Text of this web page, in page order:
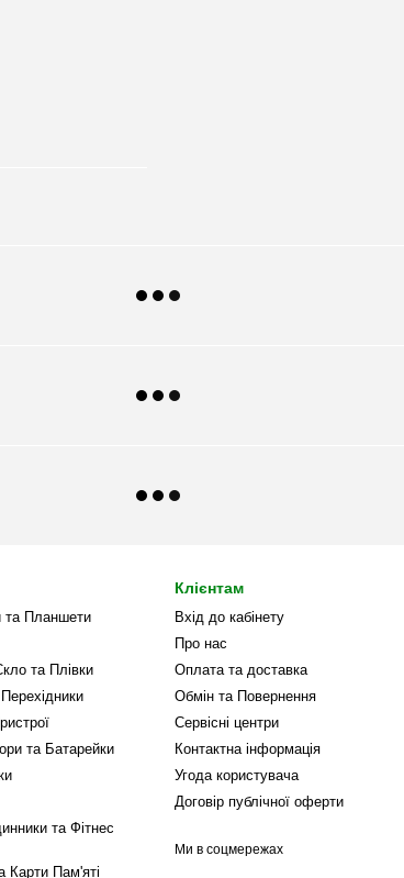
та Планшети
та Плівки
та Батарейки
та Фітнес
Карти Пам'яті
Клієнтам
Вхід до кабінету
Про нас
Оплата та доставка
Обмін та Повернення
Сервісні центри
Контактна інформація
Угода користувача
Договір публічної оферти
Ми в соцмережах